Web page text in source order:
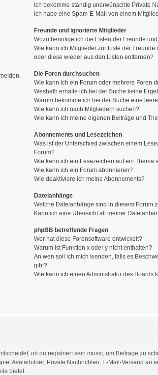
Ich bekomme ständig unerwünschte Private
Ich habe eine Spam-E-Mail von einem
Freunde und ignorierte Mitglieder
Wozu benötige ich die Listen der Freunde
Wie kann ich Mitglieder zur Liste der
oder diese wieder aus den Listen entfernen?
Die Foren durchsuchen
Wie kann ich ein Forum oder mehrere Foren
Weshalb erhalte ich bei der Suche keine
Warum bekomme ich bei der Suche eine
Wie kann ich nach Mitgliedern suchen?
Wie kann ich meine eigenen Beiträge und
Abonnements und Lesezeichen
Was ist der Unterschied zwischen einem
Forum?
Wie kann ich ein Lesezeichen auf ein Thema
Wie kann ich ein Forum abonnieren?
Wie deaktiviere ich meine Abonnements?
Dateianhänge
Welche Dateianhänge sind in diesem Forum
Kann ich eine Übersicht all meiner
phpBB betreffende Fragen
Wer hat diese Forensoftware entwickelt?
Warum ist Funktion x oder y nicht enthalten?
An wen soll ich mich wenden, falls es
gibt?
Wie kann ich einen Administrator des Boards
ob du registriert sein musst, um Beiträge zu
Avatarbilder, Private Nachrichten, E-Mail-Versand an
bietet.